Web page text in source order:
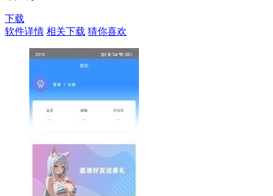
下载
软件详情 相关下载 猜你喜欢